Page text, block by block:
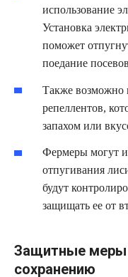
использование
Установка
поможет
поедание
Также возможно
репеллентов,
запахом или
Фермеры могут
отпугивания
будут
защищать ее от
Защитные меры
сохранению